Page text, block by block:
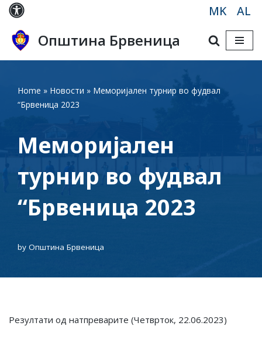
Skip
to
content
MK AL
Општина Брвеница
Home » Новости » Меморијален турнир во фудвал
“Брвеница 2023
Меморијален
турнир во фудвал
“Брвеница 2023
by Општина Брвеница
Резултати од натпреварите (Четврток, 22.06.2023)